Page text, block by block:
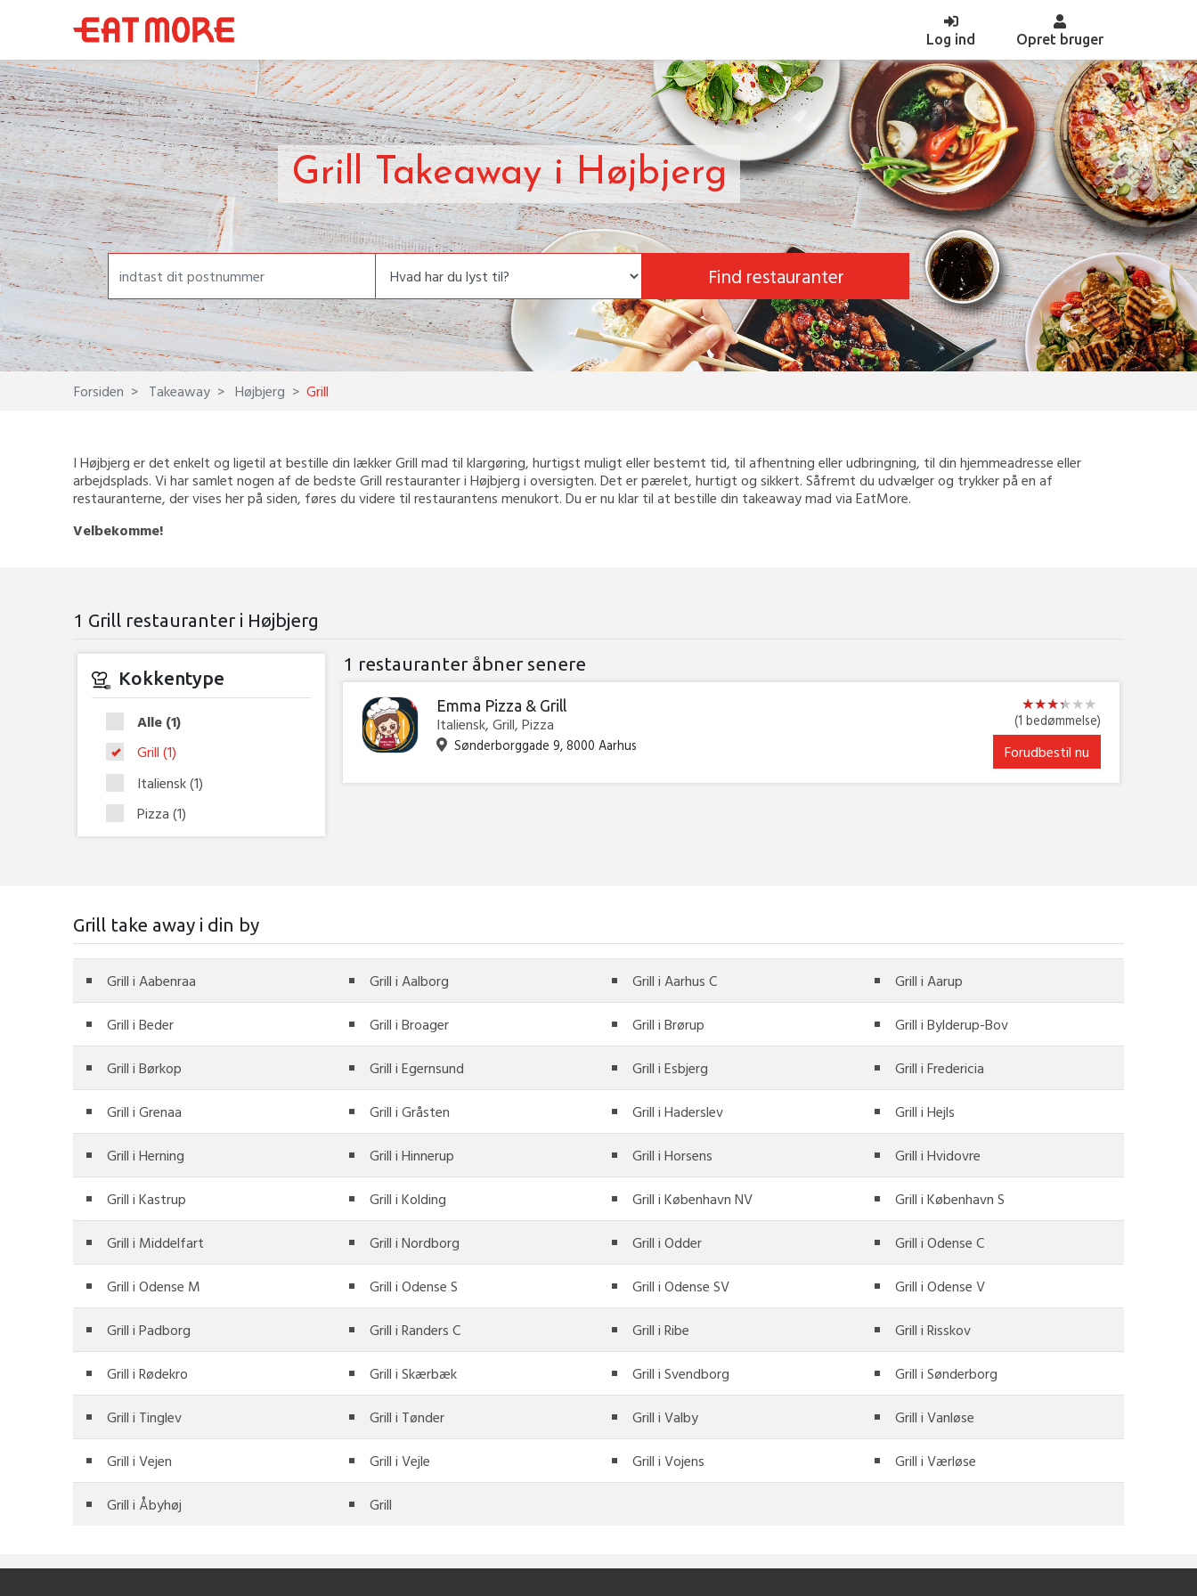
Log ind (current)Opret bruger
Grill Takeaway i Højbjerg
Find restauranter
Forsiden Takeaway Højbjerg Grill
I Højbjerg er det enkelt og ligetil at bestille din lækker Grill mad til klargøring, hurtigst muligt eller bestemt tid, til afhentning eller udbringning, til din hjemmeadresse eller
arbejdsplads. Vi har samlet nogen af de bedste Grill restauranter i Højbjerg i oversigten. Det er pærelet, hurtigt og sikkert. Såfremt du udvælger og trykker på en af
restauranterne, der vises her på siden, føres du videre til restaurantens menukort. Du er nu klar til at bestille din takeaway mad via EatMore.
Velbekomme!
1 Grill restauranter i Højbjerg
Kokkentype
Alle (1)
Grill (1)
Italiensk(1)
Pizza (1)
1 restauranter åbner senere
Emma Pizza & Grill
Italiensk, Grill, Pizza
Sønderborggade 9, 8000 Aarhus
★★★★★★
★★★★★★
(1 bedømmelse)
Forudbestil nu
Grill take away i din by
Grill i Aabenraa Grill i Aalborg Grill i Aarhus C Grill i Aarup
Grill i Beder Grill i Broager Grill i Brørup Grill i Bylderup-Bov
Grill i Børkop Grill i Egernsund Grill i Esbjerg Grill i Fredericia
Grill i Grenaa Grill i Gråsten Grill i Haderslev Grill i Hejls
Grill i Herning Grill i Hinnerup Grill i Horsens Grill i Hvidovre
Grill i Kastrup Grill i Kolding Grill i København NV Grill i København S
Grill i Middelfart Grill i Nordborg Grill i Odder Grill i Odense C
Grill i Odense M Grill i Odense S Grill i Odense SV Grill i Odense V
Grill i Padborg Grill i Randers C Grill i Ribe Grill i Risskov
Grill i Rødekro Grill i Skærbæk Grill i Svendborg Grill i Sønderborg
Grill i Tinglev Grill i Tønder Grill i Valby Grill i Vanløse
Grill i Vejen Grill i Vejle Grill i Vojens Grill i Værløse
Grill i Åbyhøj Grill